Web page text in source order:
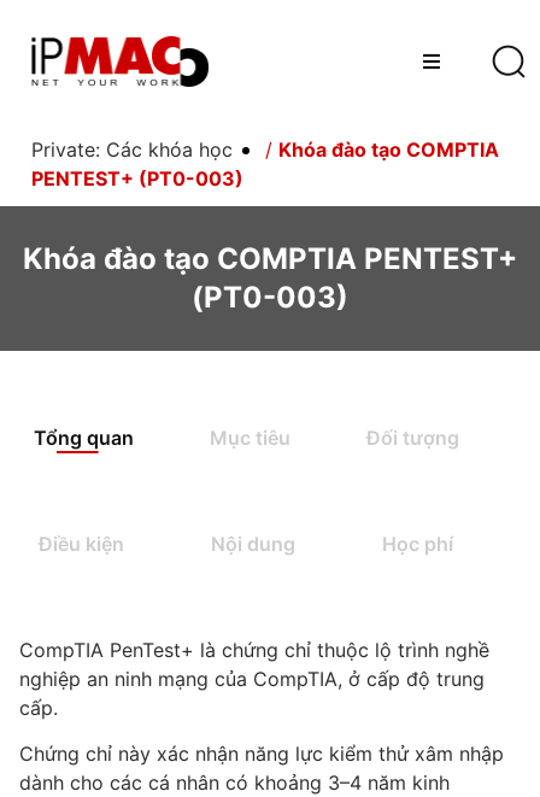
Private: Các khóa học / Khóa đào tạo COMPTIA
PENTEST+ (PT0-003)
Khóa đào tạo COMPTIA PENTEST+
(PT0-003)
Tổng quan Mục tiêu Đối tượng
Điều kiện Nội dung Học phí
CompTIA PenTest+ là chứng chỉ thuộc lộ trình nghề
nghiệp an ninh mạng của CompTIA, ở cấp độ trung
cấp.
Chứng chỉ này xác nhận năng lực kiểm thử xâm nhập
dành cho các cá nhân có khoảng 3–4 năm kinh